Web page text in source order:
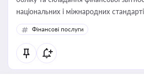
національних і міжнародних
Фінансові послуги